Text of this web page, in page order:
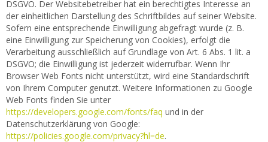
DSGVO. Der Websitebetreiber hat ein berechtigtes Interesse an
der einheitlichen Darstellung des Schriftbildes auf seiner Website.
Sofern eine entsprechende Einwilligung abgefragt wurde (z. B.
eine Einwilligung zur Speicherung von Cookies), erfolgt die
Verarbeitung ausschließlich auf Grundlage von Art. 6 Abs. 1 lit. a
DSGVO; die Einwilligung ist jederzeit widerrufbar. Wenn Ihr
Browser Web Fonts nicht unterstützt, wird eine Standardschrift
von Ihrem Computer genutzt. Weitere Informationen zu Google
Web Fonts finden Sie unter
https://developers.google.com/fonts/faq und in der
Datenschutzerklärung von Google:
https://policies.google.com/privacy?hl=de.